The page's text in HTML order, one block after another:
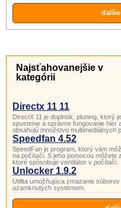
Najsťahovanejšie v
kategórii
Directx 11 11
DirectX 11 je doplnok, pluning, ktorý
spustenie a správne fungovanie hier
obsahujú množstvo multimediálnych
Speedfan 4.52
SpeedFan je program, ktorý vám
na počítači. S jeho pomocou môžete
ktoré spôsobuje ventilátor v počítači.
Unlocker 1.9.2
Utilita umožňujúca zmazanie
uzamknutých systémom.